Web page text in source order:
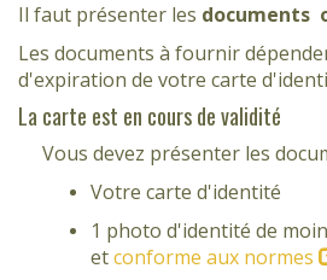
Il faut présenter les documents
Les documents à fournir
d'expiration de votre carte
La carte est en cours de validité
Vous devez présenter les
Votre carte d'identité
1 photo d'identité de
etconforme aux normes